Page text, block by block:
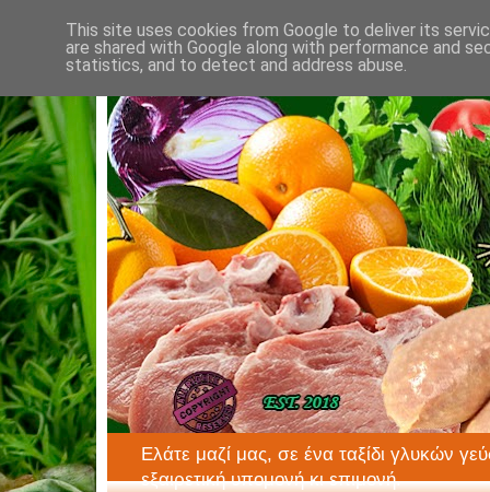
Ελάτε μαζί μας, σε ένα ταξίδι γλυκών
εξαιρετική υπομονή κι επιμονή.
This site uses cookies from Google to deliver its
are shared with Google along with performance and
statistics, and to detect and address abuse.